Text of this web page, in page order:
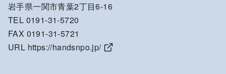
岩手県一関市青葉2丁目6-16
TEL 0191-31-5720
FAX 0191-31-5721
URL https://handsnpo.jp/